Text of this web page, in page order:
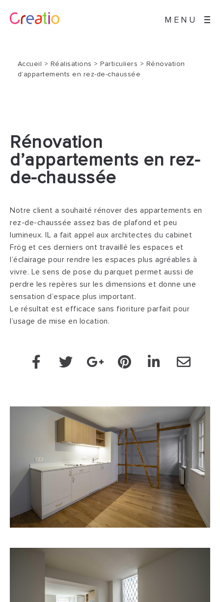
MENU
Accueil > Réalisations > Particuliers > Rénovation
d’appartements en rez-de-chaussée
Rénovation
d’appartements en rez-
de-chaussée
Notre client a souhaité rénover des appartements en
rez-de-chaussée assez bas de plafond et peu
lumineux. IL a fait appel aux architectes du cabinet
Frög et ces derniers ont travaillé les espaces et
l’éclairage pour rendre les espaces plus agréables à
vivre. Le sens de pose du parquet permet aussi de
perdre les repères sur les dimensions et donne une
sensation d’espace plus important.
Le résultat est efficace sans fioriture parfait pour
l’usage de mise en location.